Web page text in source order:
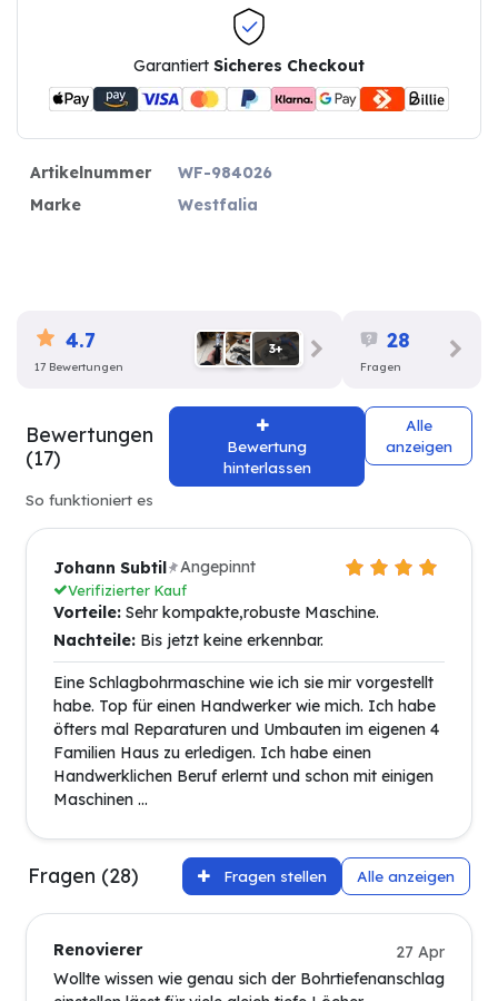
Garantiert Sicheres Checkout
Artikelnummer
WF-984026
Marke
Westfalia
4.7
17 Bewertungen
3+ 28
Fragen
Bewertungen
(17)
Bewertung
hinterlassen
Alle
anzeigen
So funktioniert es
Johann Subtil Angepinnt
Verifizierter Kauf
Vorteile: Sehr kompakte,robuste Maschine.
Nachteile: Bis jetzt keine erkennbar.
Eine Schlagbohrmaschine wie ich sie mir vorgestellt
habe. Top für einen Handwerker wie mich. Ich habe
öfters mal Reparaturen und Umbauten im eigenen 4
Familien Haus zu erledigen. Ich habe einen
Handwerklichen Beruf erlernt und schon mit einigen
Maschinen ...
Fragen (28) Fragen stellen Alle anzeigen
Renovierer
27 Apr
Wollte wissen wie genau sich der Bohrtiefenanschlag